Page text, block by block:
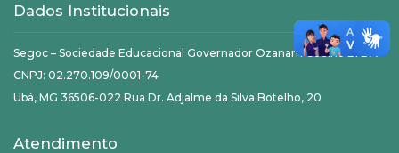
Dados Institucionais
Segoc – Sociedade Educacional Governador Ozanam Coelho LTDA
CNPJ: 02.270.109/0001-74
Ubá, MG 36506-022 Rua Dr. Adjalme da Silva Botelho, 20
Atendimento